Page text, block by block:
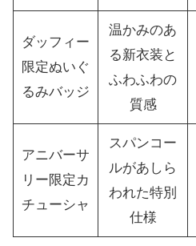
ダッフィー
限定ぬいぐ
るみバッジ
温かみのあ
る新衣装と
ふわふわの
質感
アニバーサ
リー限定カ
チューシャ
スパンコー
ルがあしら
われた特別
仕様